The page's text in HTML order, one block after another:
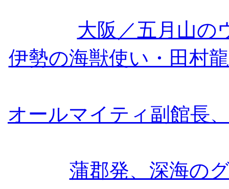
大阪／五月山の
伊勢の海獣使い・田村
オールマイティ副館長
蒲郡発、深海の